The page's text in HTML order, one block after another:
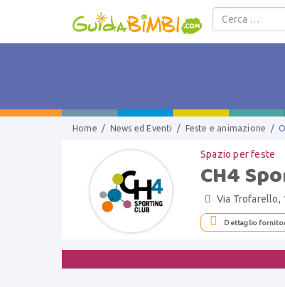
Salta al
Home / News ed Eventi / Feste e animazione /
Spazio per feste
CH4
 Via Trofarello,
 Dettaglio